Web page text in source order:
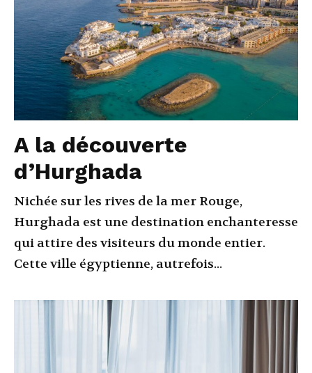
A la découverte
d’Hurghada
Nichée sur les rives de la mer Rouge,
Hurghada est une destination enchanteresse
qui attire des visiteurs du monde entier.
Cette ville égyptienne, autrefois...